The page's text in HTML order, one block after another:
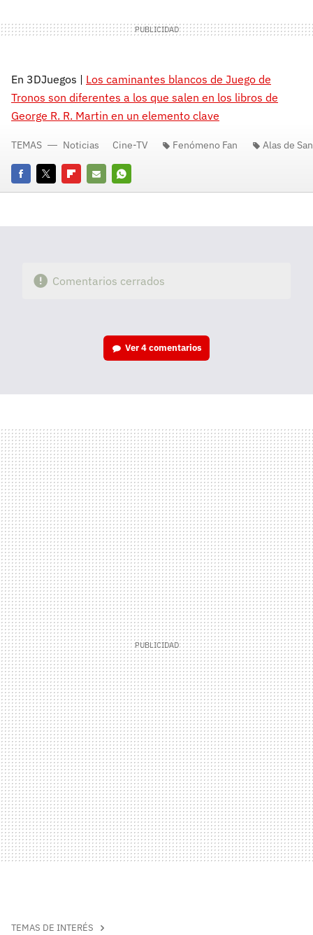
En 3DJuegos | Los caminantes blancos de Juego de
Tronos son diferentes a los que salen en los libros de
George R. R. Martin en un elemento clave
FacebookTwitterFlipboard
E-
Whatsapp
TEMAS Noticias Cine-TV Fenómeno Fan Alas de
Comentarios cerrados
Ver4 comentarios
TEMAS DE INTERÉS